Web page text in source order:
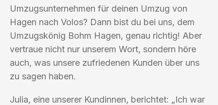
Umzugsunternehmen für deinen Umzug von
Hagen nach Volos? Dann bist du bei uns, dem
Umzugskönig Bohm Hagen, genau richtig! Aber
vertraue nicht nur unserem Wort, sondern höre
auch, was unsere zufriedenen Kunden über uns
zu sagen haben.
Julia, eine unserer Kundinnen, berichtet: „Ich war